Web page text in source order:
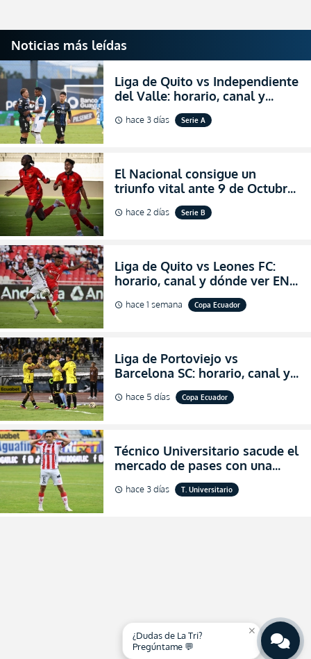
Noticias más leídas
Liga de Quito vs Independiente
del Valle: horario, canal y
dónde ver EN VIVO el
partidazo por la fecha 24 de la
schedule hace 3 días Serie A
El Nacional consigue un
triunfo vital ante 9 de Octubre
para encender la fe en la
salvación
schedule hace 2 días Serie B
Liga de Quito vs Leones FC:
horario, canal y dónde ver EN
VIVO los octavos de final de la
Copa Ecuador 2026
schedule hace 1 semana Copa Ecuador
Liga de Portoviejo vs
Barcelona SC: horario, canal y
dónde ver EN VIVO los octavos
de final de la Copa Ecuador
schedule hace 5 días Copa Ecuador
Técnico Universitario sacude el
mercado de pases con una
verdadera revolución para
asegurar la permanencia
schedule hace 3 días T. Universitario
close
¿Dudas de La Tri?
Pregúntame 💬